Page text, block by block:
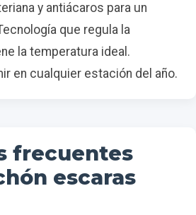
y antiácaros para un
que regula la
la temperatura ideal.
en cualquier estación del año.
frecuentes
escaras